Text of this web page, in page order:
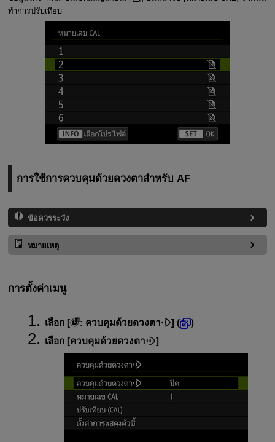
ทำการปรับเทียบ
การใช้การควบคุมด้วยดวงตาสำหรับ AF
ข้อควรระวัง
หมายเหตุ
การตั้งค่าเมนู
เลือก [ : ควบคุมด้วยดวงตา ] (
)
เลือก [ควบคุมด้วยดวงตา ]